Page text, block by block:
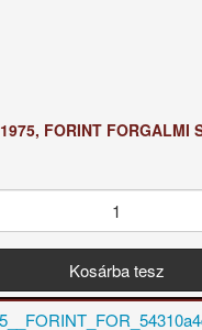
1975, FORINT FORGALMI